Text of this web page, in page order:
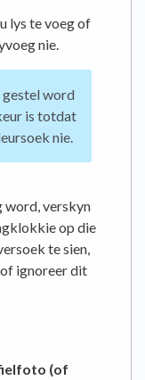
lys te voeg of
nie.
gestel word
is totdat
nie.
word, verskyn
op die
te sien,
ignoreer dit
(of